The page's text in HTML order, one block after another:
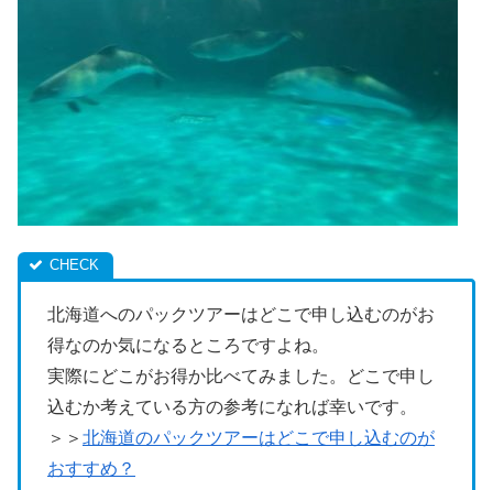
北海道へのパックツアーはどこで申し込むのがお
得なのか気になるところですよね。
実際にどこがお得か比べてみました。どこで申し
込むか考えている方の参考になれば幸いです。
＞＞ 北海道のパックツアーはどこで申し込むのが
おすすめ？